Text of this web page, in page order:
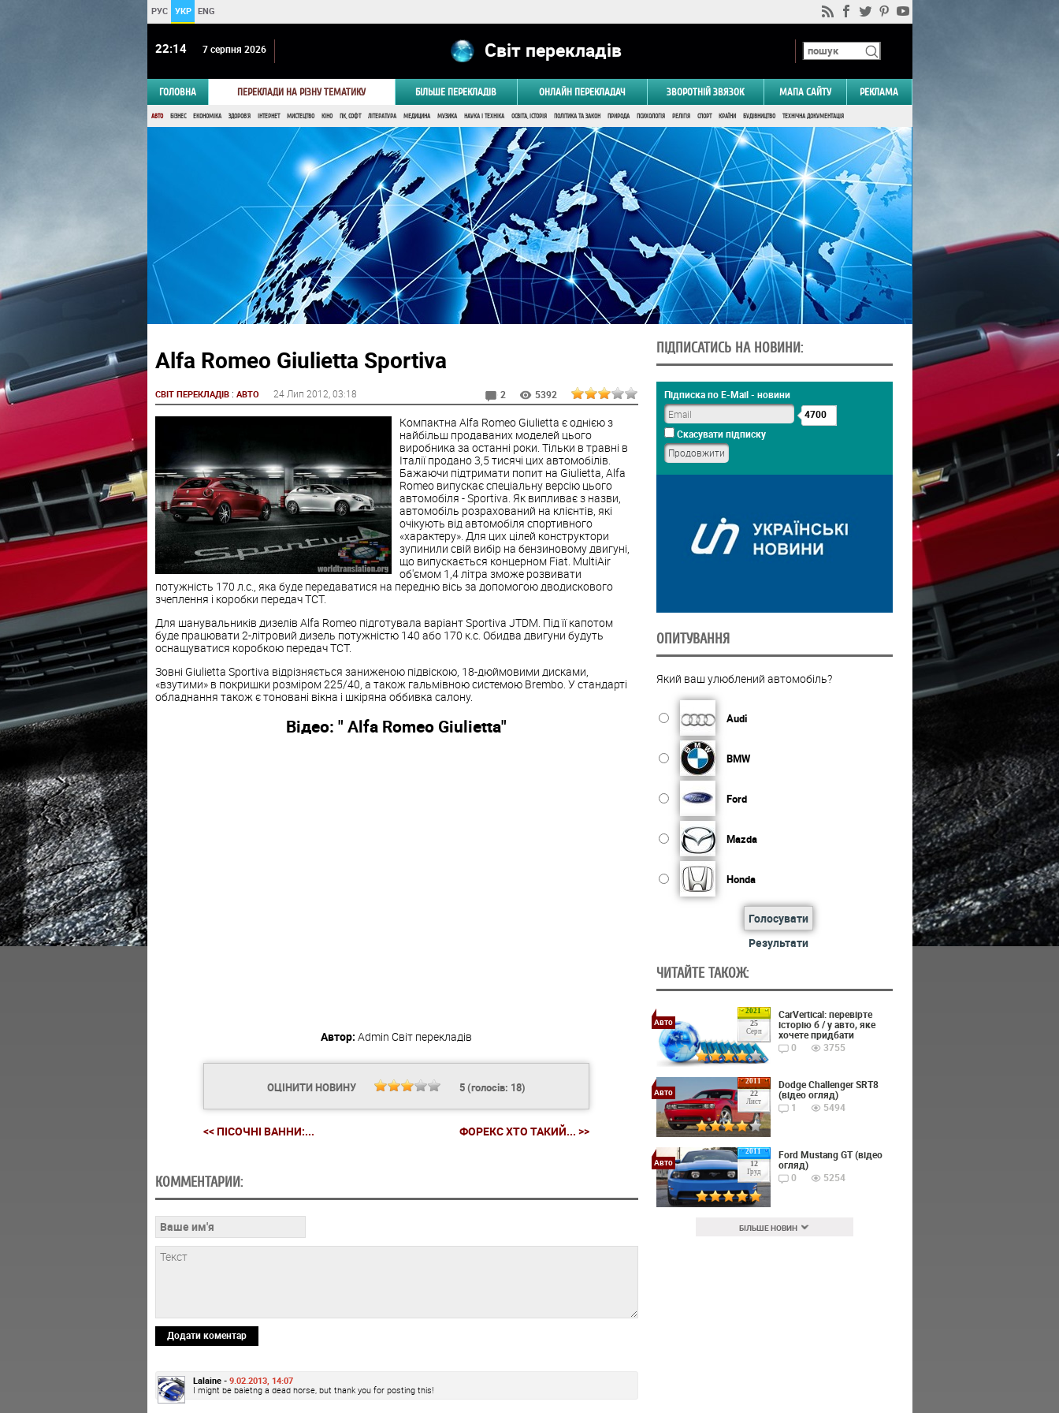
РУС УКР ENG
22:14 7 серпня 2026 Світ перекладів
ГОЛОВНА ПЕРЕКЛАДИ НА РІЗНУ ТЕМАТИКУ БІЛЬШЕ ПЕРЕКЛАДІВ ОНЛАЙН ПЕРЕКЛАДАЧ ЗВОРОТНІЙ ЗВЯЗОК МАПА САЙТУ РЕКЛАМА
АВТО БІЗНЕС ЕКОНОМІКА ЗДОРОВ'Я ІНТЕРНЕТ МИСТЕЦТВО КІНО ПК, СОФТ ЛІТЕРАТУРА МЕДИЦИНА МУЗИКА НАУКА І ТЕХНІКА ОСВІТА, ІСТОРІЯ ПОЛІТИКА ТА ЗАКОН ПРИРОДА ПСИХОЛОГІЯ РЕЛІГІЯ СПОРТ КРАЇНИ БУДІВНИЦТВО ТЕХНІЧНА ДОКУМЕНТАЦІЯ
Alfa Romeo Giulietta Sportiva
СВІТ ПЕРЕКЛАДІВ: АВТО 24 Лип 2012 , 03:18 2 5392
Компактна Alfa Romeo Giulietta є однією з
найбільш продаваних моделей цього
виробника за останні роки. Тільки в травні в
Італії продано 3,5 тисячі цих автомобілів.
Бажаючи підтримати попит на Giulietta, Alfa
Romeo випускає спеціальну версію цього
автомобіля - Sportiva. Як випливає з назви,
автомобіль розрахований на клієнтів, які
очікують від автомобіля спортивного
«характеру». Для цих цілей конструктори
зупинили свій вибір на бензиновому двигуні,
що випускається концерном Fiat. MultiAir
об'ємом 1,4 літра зможе розвивати
потужність 170 л.с., яка буде передаватися на передню вісь за допомогою дводискового
зчеплення і коробки передач TCT.
Для шанувальників дизелів Alfa Romeo підготувала варіант Sportiva JTDM. Під її капотом
буде працювати 2-літровий дизель потужністю 140 або 170 к.с. Обидва двигуни будуть
оснащуватися коробкою передач TCT.
Зовні Giulietta Sportiva відрізняється заниженою підвіскою, 18-дюймовими дисками,
«взутими» в покришки розміром 225/40, а також гальмівною системою Brembo. У стандарті
обладнання також є тоновані вікна і шкіряна оббивка салону.
Відео: " Alfa Romeo Giulietta"
Автор: Admin Світ перекладів
ОЦІНИТИ НОВИНУ 5(голосів: 18)
<< ПІСОЧНІ ВАННИ:... ФОРЕКС ХТО ТАКИЙ... >>
КОММЕНТАРИИ:
Додати коментар
Lalaine - 9.02.2013, 14:07
I might be baietng a dead horse, but thank you for posting this!
ПІДПИСАТИСЬ НА НОВИНИ:
Підписка по E-Mail - новини
4700
Скасувати підписку
ОПИТУВАННЯ
Який ваш улюблений автомобіль?
Audi
BMW
Ford
Mazda
Honda
Голосувати
Результати
ЧИТАЙТЕ ТАКОЖ:
2021
25
Серп
Авто
CarVertical: перевірте
історію б / у авто, яке
хочете придбати
0
3755
2011
22
Лист
Авто
Dodge Challenger SRT8
(відео огляд)
1
5494
2011
12
Груд
Авто
Ford Mustang GT (відео
огляд)
0
5254
БІЛЬШЕ НОВИН